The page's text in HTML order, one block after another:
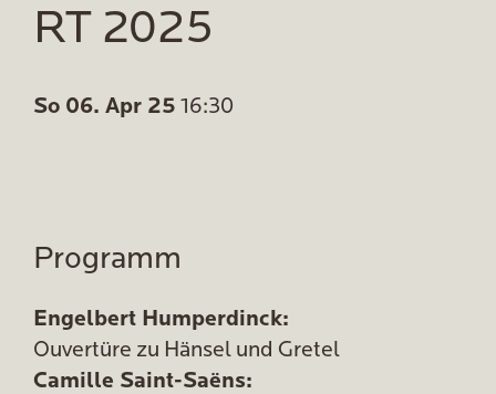
RT 2025
So 06. Apr 25 16:30
Programm
Engelbert Humperdinck:
Ouvertüre zu Hänsel und Gretel
Camille Saint-Saëns: